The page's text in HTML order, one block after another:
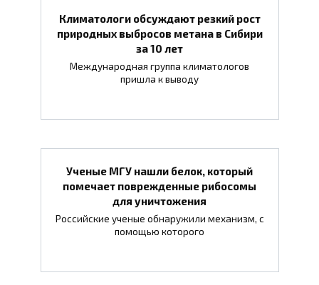
Климатологи обсуждают резкий рост
природных выбросов метана в Сибири
за 10 лет
Международная группа климатологов
пришла к выводу
Ученые МГУ нашли белок, который
помечает поврежденные рибосомы
для уничтожения
Российские ученые обнаружили механизм, с
помощью которого